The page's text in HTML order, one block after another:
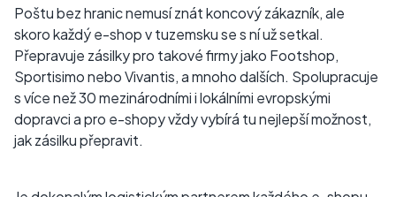
Poštu bez hranic nemusí znát koncový zákazník, ale
skoro každý e-shop v tuzemsku se s ní už setkal.
Přepravuje zásilky pro takové firmy jako Footshop,
Sportisimo nebo Vivantis, a mnoho dalších. Spolupracuje
s více než 30 mezinárodními i lokálními evropskými
dopravci a pro e-shopy vždy vybírá tu nejlepší možnost,
jak zásilku přepravit.